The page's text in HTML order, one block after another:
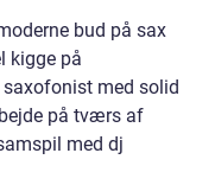
bud på sax
kigge på
saxofonist med solid
på tværs af
med dj